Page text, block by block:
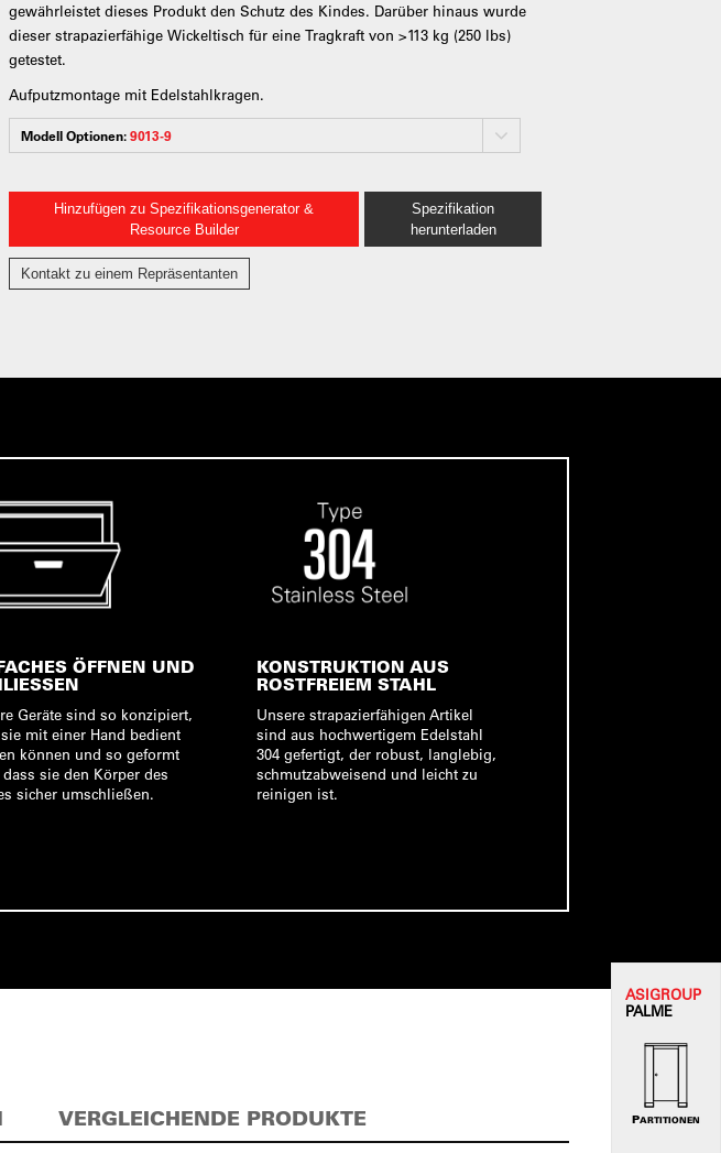
gewährleistet dieses Produkt den Schutz des Kindes. Darüber hinaus wurde
dieser strapazierfähige Wickeltisch für eine Tragkraft von >113 kg (250 lbs)
getestet.
Aufputzmontage mit Edelstahlkragen.
Modell Optionen:9013-9
Hinzufügen zu Spezifikationsgenerator &
Resource Builder
Spezifikation
herunterladen
Kontakt zu einem Repräsentanten
ÖFFNEN UND
Geräte sind so konzipiert,
mit einer Hand bedient
können und so geformt
sie den Körper des
sicher umschließen.
KONSTRUKTION AUS
ROSTFREIEM STAHL
Unsere strapazierfähigen Artikel
sind aus hochwertigem Edelstahl
304 gefertigt, der robust, langlebig,
schmutzabweisend und leicht zu
reinigen ist.
VERGLEICHENDE PRODUKTE
ASIGROUP
PALME
PARTITIONEN